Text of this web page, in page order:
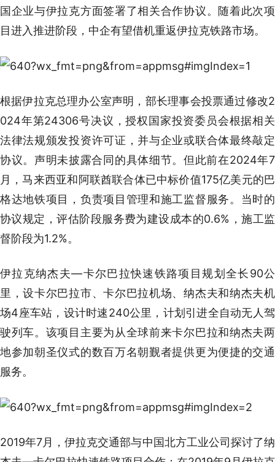
国企业与伊拉克方面签署了相关合作协议。随着此次项
目进入推进阶段，中企有望借机重返伊拉克铁路市场。
根据伊拉克总理办公室声明，部长理事会投票通过修改2
024年第24306号决议，授权国家投资委员会根据相关
法律法规颁发投资许可证，并与企业或联合体最终敲定
协议。声明未披露合同的具体细节。但此前在2024年7
月，马来西亚和阿联酋联合体已中标价值175亿美元的巴
格达地铁项目，负责项目管理和施工监督服务。当时的
协议规定，评估阶段服务费为建设成本的0.6%，施工监
督阶段为1.2%。
伊拉克纳杰夫—卡尔巴拉快速铁路项目规划全长90公
里，设卡尔巴拉市、卡尔巴拉机场、纳杰夫和纳杰夫机
场4座车站，设计时速240公里，计划引进全自动无人驾
驶列车。该项目主要为从全球前来卡尔巴拉和纳杰夫两
地参加朝圣仪式的数百万名朝觐者提供更为便捷的交通
服务。
2019年7月，伊拉克交通部与中国北方工业公司探讨了纳